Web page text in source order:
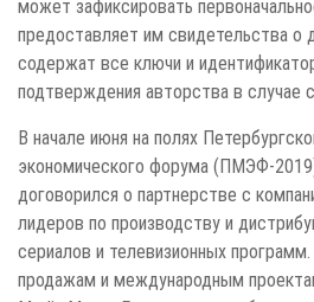
может зафиксировать
предоставляет им свидетельства о
содержат все ключи и
подтверждения авторства в случае
В начале июня на полях
экономического форума (ПМЭФ-
договорился о партнерстве с
лидеров по производству и
сериалов и телевизионных
продажам и международным